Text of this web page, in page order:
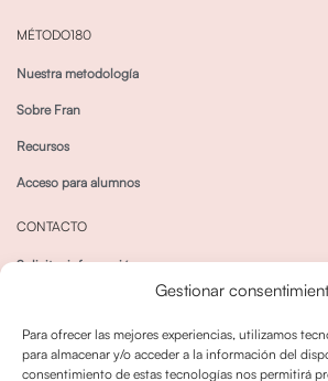
Gestionar
Para ofrecer las mejores experiencias, utilizamos
para almacenar y/o acceder a la información del
consentimiento de estas tecnologías nos permitirá
MÉTODO180
Nuestra metodología
Sobre Fran
Recursos
Acceso para alumnos
CONTACTO
Solicitar información